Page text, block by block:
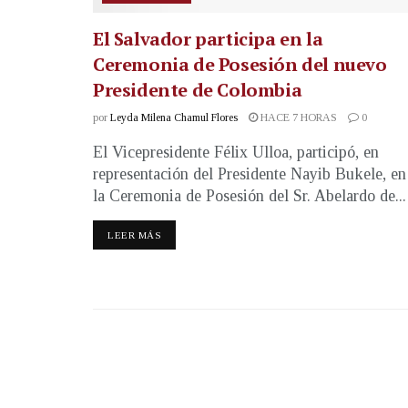
El Salvador participa en la
Ceremonia de Posesión del nuevo
Presidente de Colombia
por Leyda Milena Chamul Flores HACE 7 HORAS 0
El Vicepresidente Félix Ulloa, participó, en
representación del Presidente Nayib Bukele, en
la Ceremonia de Posesión del Sr. Abelardo de...
LEER MÁS